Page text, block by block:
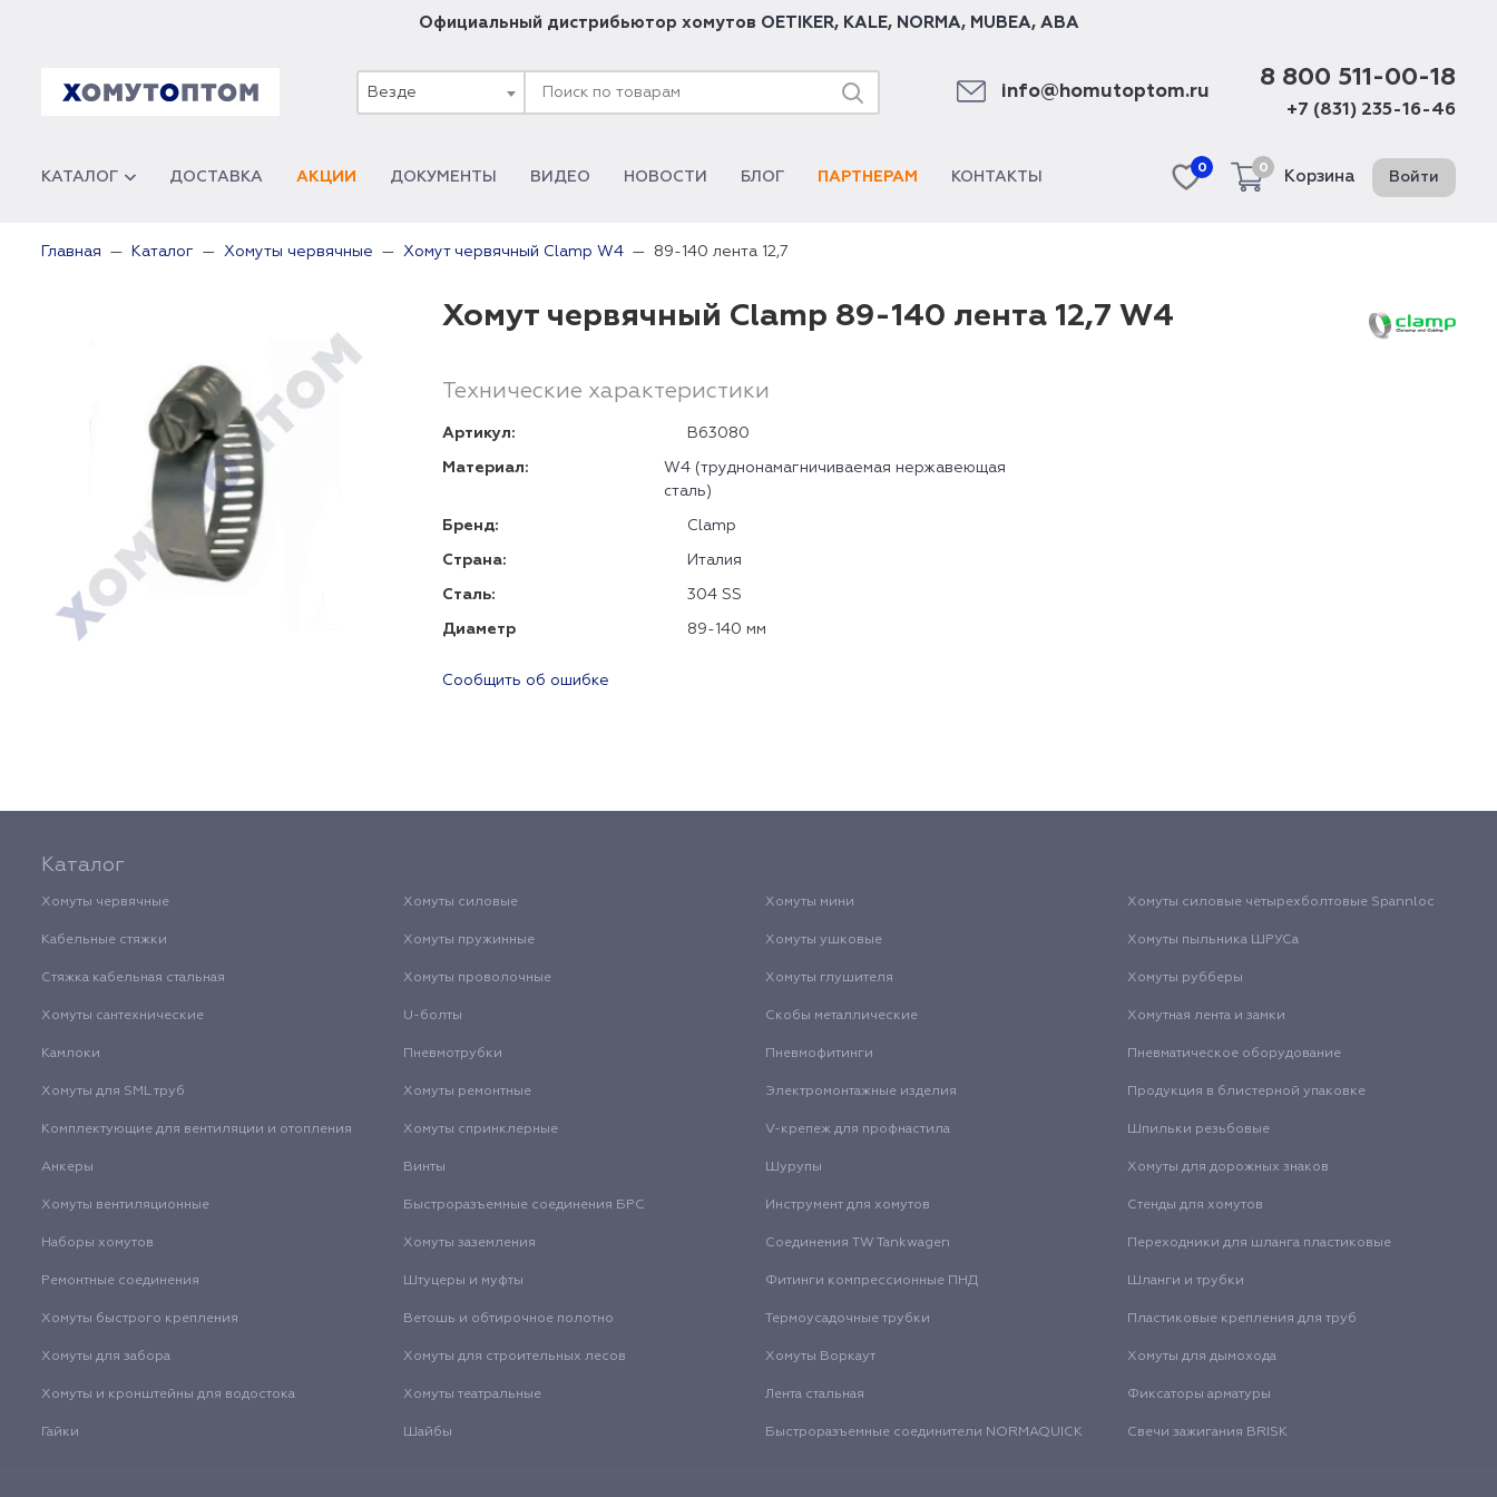
Официальный дистрибьютор хомутов OETIKER, KALE, NORMA, MUBEA, ABA
Везде info@homutoptom.ru
8 800 511-00-18
+7 (831) 235-16-46
КАТАЛОГ ДОСТАВКА АКЦИИ ДОКУМЕНТЫ ВИДЕО НОВОСТИ БЛОГ ПАРТНЕРАМ КОНТАКТЫ
0 0
Корзина Войти
Главная Каталог Хомуты червячные Хомут червячный Clamp W4 89-140 лента 12,7
Хомут червячный Clamp 89-140 лента 12,7 W4
Технические характеристики
Артикул: B63080
Материал:
W4 (труднонамагничиваемая нержавеющая
сталь)
Бренд: Clamp
Страна: Италия
Сталь: 304 SS
Диаметр 89-140 мм
Сообщить об ошибке
Каталог
Хомуты червячные Хомуты силовые Хомуты мини Хомуты силовые четырехболтовые Spannloc
Кабельные стяжки Хомуты пружинные Хомуты ушковые Хомуты пыльника ШРУСа
Стяжка кабельная стальная Хомуты проволочные Хомуты глушителя Хомуты рубберы
Хомуты сантехнические U-болты Скобы металлические Хомутная лента и замки
Камлоки Пневмотрубки Пневмофитинги Пневматическое оборудование
Хомуты для SML труб Хомуты ремонтные Электромонтажные изделия Продукция в блистерной упаковке
Комплектующие для вентиляции и отопления Хомуты спринклерные V-крепеж для профнастила Шпильки резьбовые
Анкеры Винты Шурупы Хомуты для дорожных знаков
Хомуты вентиляционные Быстроразъемные соединения БРС Инструмент для хомутов Стенды для хомутов
Наборы хомутов Хомуты заземления Соединения TW Tankwagen Переходники для шланга пластиковые
Ремонтные соединения Штуцеры и муфты Фитинги компрессионные ПНД Шланги и трубки
Хомуты быстрого крепления Ветошь и обтирочное полотно Термоусадочные трубки Пластиковые крепления для труб
Хомуты для забора Хомуты для строительных лесов Хомуты Воркаут Хомуты для дымохода
Хомуты и кронштейны для водостока Хомуты театральные Лента стальная Фиксаторы арматуры
Гайки Шайбы Быстроразъемные соединители NORMAQUICK Свечи зажигания BRISK